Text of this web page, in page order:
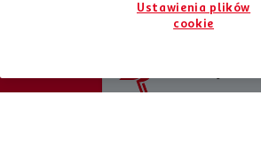
Ustawienia plików
cookie